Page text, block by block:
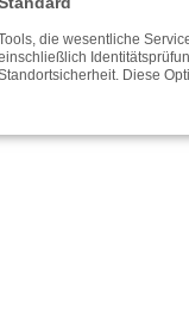
die wesentliche
Diese